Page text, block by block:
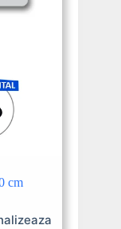
cm